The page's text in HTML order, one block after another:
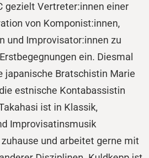
gezielt Vertreter:innen einer
von Komponist:innen,
und Improvisator:innen zu
ein. Diesmal
japanische Bratschistin Marie
estnische Kontabassistin
ist in Klassik,
Improvisatinsmusik
und arbeitet gerne mit